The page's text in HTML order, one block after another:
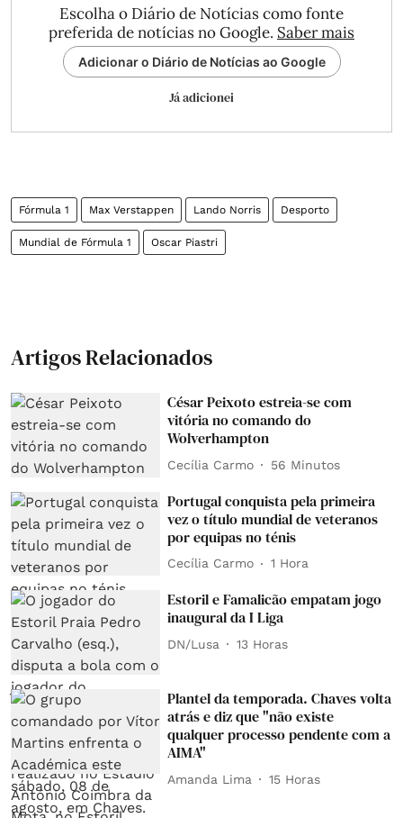
Escolha o Diário de Notícias como fonte
preferida de notícias no Google. Saber mais
Adicionar o Diário de Notícias ao Google
Já adicionei
Fórmula 1 Max Verstappen Lando Norris Desporto
Mundial de Fórmula 1 Oscar Piastri
Artigos Relacionados
César Peixoto estreia-se com
vitória no comando do
Wolverhampton
Cecília Carmo 56 Minutos
Portugal conquista pela primeira
vez o título mundial de veteranos
por equipas no ténis
Cecília Carmo 1 Hora
Estoril e Famalicão empatam jogo
inaugural da I Liga
DN/Lusa 13 Horas
Plantel da temporada. Chaves volta
atrás e diz que "não existe
qualquer processo pendente com a
AIMA"
Amanda Lima 15 Horas